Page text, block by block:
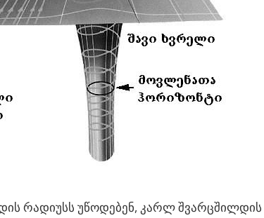
რადიუსს უწოდებენ, კარლ შვარცშილდის